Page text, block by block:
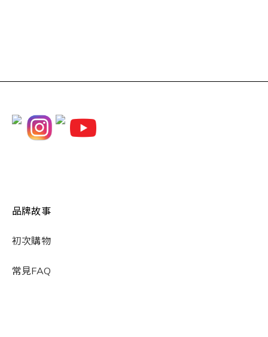
品牌故事
初次購物
常見FAQ